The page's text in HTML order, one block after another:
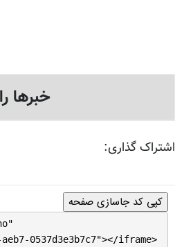
خبرها
اشتراک گذاری:
کپی کد جاسازی صفحه
0537d3e3b7c7"></iframe>